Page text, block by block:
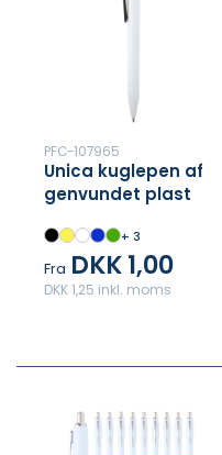
PFC-107965
Unica kuglepen af
genvundet plast
+ 3
Fra DKK 1,00
DKK 1,25 inkl. moms